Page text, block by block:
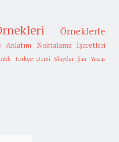
Örneklerle
Anlatım
Noktalama İşaretleri
Türkçe Dersi Slaytlar Şair Yazar